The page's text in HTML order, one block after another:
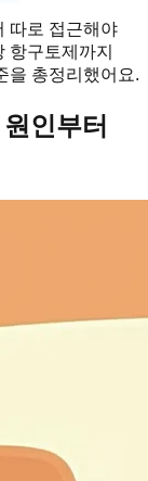
따로 접근해야
항구토제까지
을 총정리했어요.
인부터